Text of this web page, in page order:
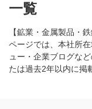
一覧
【鉱業・金属製品・
ページでは、本社所
ュー・企業ブログな
たは過去2年以内に掲